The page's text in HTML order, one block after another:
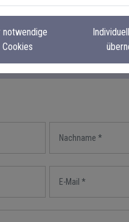
notwendige
Cookies